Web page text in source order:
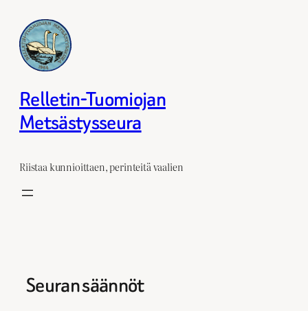
sisältöön
Relletin-Tuomiojan
Metsästysseura
Riistaa kunnioittaen, perinteitä vaalien
Seuran säännöt